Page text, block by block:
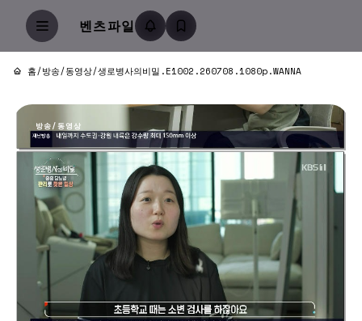
벤츠파일
홈/방송/동영상/생로병사의비밀.E1002.260708.1080p.WANNA
방송/동영상